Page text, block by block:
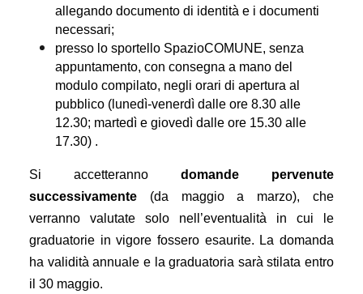
allegando documento di identità e i documenti
necessari;
presso lo sportello SpazioCOMUNE, senza
appuntamento, con consegna a mano del
modulo compilato, negli orari di apertura al
pubblico (lunedì-venerdì dalle ore 8.30 alle
12.30; martedì e giovedì dalle ore 15.30 alle
17.30) .
Si accetteranno domande pervenute
successivamente (da maggio a marzo), che
verranno valutate solo nell’eventualità in cui le
graduatorie in vigore fossero esaurite. La domanda
ha validità annuale e la graduatoria sarà stilata entro
il 30 maggio.